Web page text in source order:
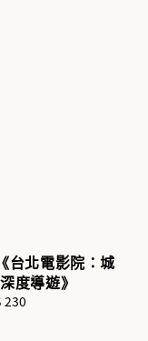
台北電影院：城
度導遊》
Regular
230